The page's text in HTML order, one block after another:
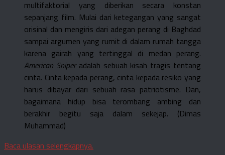
multifaktorial yang diberikan secara konstan
sepanjang film. Mulai dari ketegangan yang sangat
orisinal dan mengiris dari adegan perang di Baghdad
sampai argumen yang rumit di dalam rumah tangga
karena gairah yang tertinggal di medan perang.
American Sniperadalah sebuah kisah tragis tentang
cinta. Cinta kepada perang, cinta kepada resiko yang
harus dibayar dari sebuah rasa patriotisme. Dan,
bagaimana hidup bisa terombang ambing dan
berakhir begitu saja dalam sekejap. (Dimas
Muhammad)
Baca ulasan selengkapnya.